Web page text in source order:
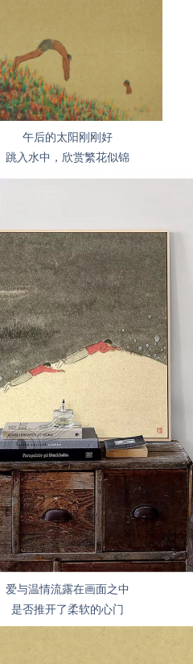
午后的太阳刚刚好
跳入水中，欣赏繁花似锦
爱与温情流露在画面之中
是否推开了柔软的心门